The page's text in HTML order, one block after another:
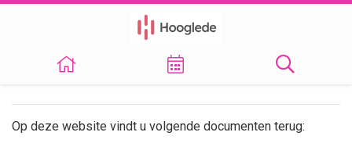
Op deze website vindt u volgende documenten terug: